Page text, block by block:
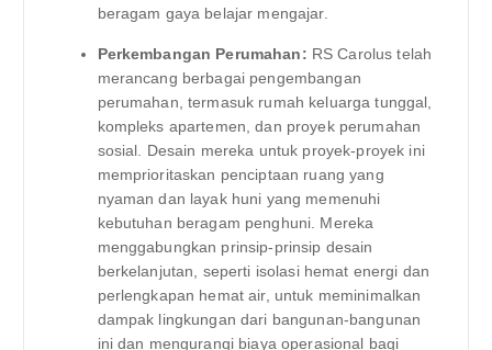
beragam gaya belajar mengajar.
Perkembangan Perumahan: RS Carolus telah
merancang berbagai pengembangan
perumahan, termasuk rumah keluarga tunggal,
kompleks apartemen, dan proyek perumahan
sosial. Desain mereka untuk proyek-proyek ini
memprioritaskan penciptaan ruang yang
nyaman dan layak huni yang memenuhi
kebutuhan beragam penghuni. Mereka
menggabungkan prinsip-prinsip desain
berkelanjutan, seperti isolasi hemat energi dan
perlengkapan hemat air, untuk meminimalkan
dampak lingkungan dari bangunan-bangunan
ini dan mengurangi biaya operasional bagi